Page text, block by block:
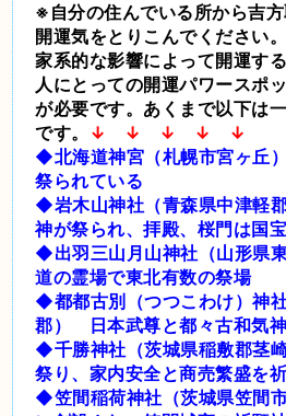
※自分の住んでいる所から吉
開運気をとりこんでください
家系的な影響によって開運す
人にとっての開運パワースポ
が必要です。あくまで以下は
です。
↓ ↓ ↓ ↓ ↓
◆北海道神宮（札幌市宮ヶ丘
祭られている
◆岩木山神社（青森県中津軽
神が祭られ、拝殿、桜門は国
◆出羽三山月山神社（山形県
道の霊場で東北有数の祭場
◆都都古別（つつこわけ）神
郡） 日本武尊と都々古和気
◆千勝神社（茨城県稲敷郡茎
祭り、家内安全と商売繁盛を
◆笠間稲荷神社（茨城県笠間